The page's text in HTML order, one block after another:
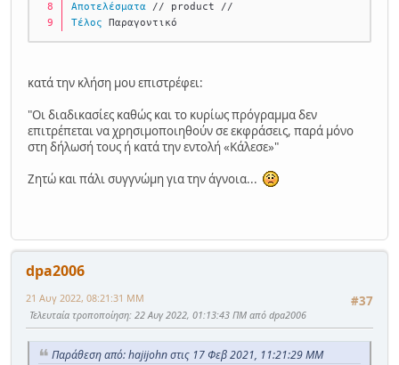
Αποτελέσματα // product //
Τέλος Παραγοντικό
κατά την κλήση μου επιστρέφει:
"Οι διαδικασίες καθώς και το κυρίως πρόγραμμα δεν
επιτρέπεται να χρησιμοποιηθούν σε εκφράσεις, παρά μόνο
στη δήλωσή τους ή κατά την εντολή «Κάλεσε»"
Ζητώ και πάλι συγγνώμη για την άγνοια...
dpa2006
#37
21 Αυγ 2022, 08:21:31 ΜΜ
Τελευταία τροποποίηση: 22 Αυγ 2022, 01:13:43 ΠΜ από dpa2006
Παράθεση από: hajijohn στις 17 Φεβ 2021, 11:21:29 ΜΜ